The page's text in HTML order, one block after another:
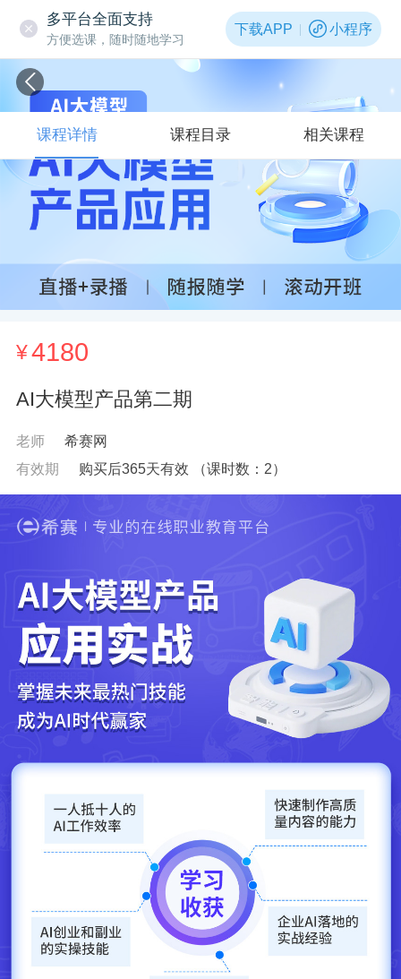
多平台全面支持
方便选课，随时随地学习
下载APP 小程序
¥4180
AI大模型产品第二期
老师
希赛网
有效期
购买后365天有效 （课时数： 2）
课程详情 课程目录 相关课程